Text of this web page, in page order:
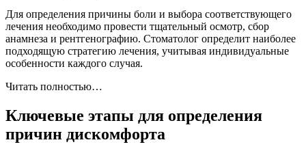
Для определения причины боли и выбора соответствующего
лечения необходимо провести тщательный осмотр, сбор
анамнеза и рентгенографию. Стоматолог определит наиболее
подходящую стратегию лечения, учитывая индивидуальные
особенности каждого случая.
Читать полностью…
Ключевые этапы для определения
причин дискомфорта